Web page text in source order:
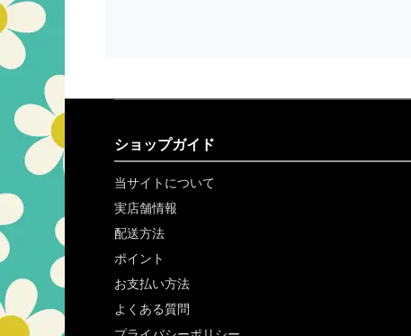
ショップガイド
当サイトについて
実店舗情報
配送方法
ポイント
お支払い方法
よくある質問